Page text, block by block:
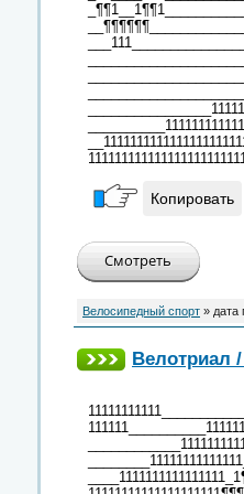
Копировать
Велосипедный спорт » дата
Велотриал